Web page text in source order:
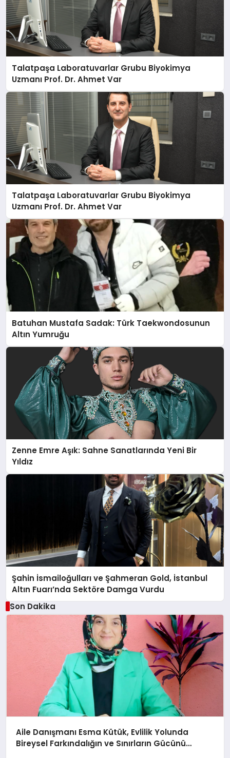
Talatpaşa Laboratuvarlar Grubu Biyokimya
Uzmanı Prof. Dr. Ahmet Var
Talatpaşa Laboratuvarlar Grubu Biyokimya
Uzmanı Prof. Dr. Ahmet Var
Batuhan Mustafa Sadak: Türk Taekwondosunun
Altın Yumruğu
Zenne Emre Aşık: Sahne Sanatlarında Yeni Bir
Yıldız
Şahin İsmailoğulları ve Şahmeran Gold, İstanbul
Altın Fuarı’nda Sektöre Damga Vurdu
Son Dakika
Aile Danışmanı Esma Kütük, Evlilik Yolunda
Bireysel Farkındalığın ve Sınırların Gücünü